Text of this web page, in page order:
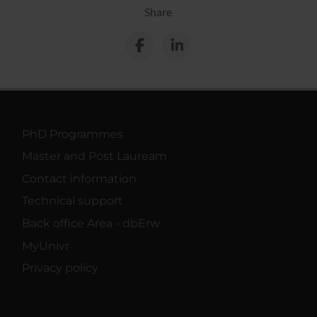
Share
PhD Programmes
Master and Post Lauream
Contact information
Technical support
Back office Area - dbErw
MyUnivr
Privacy policy